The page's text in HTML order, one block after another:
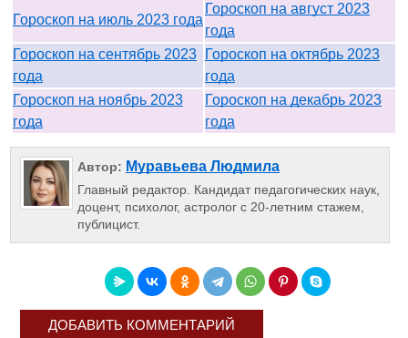
Гороскоп на июль 2023 года
Гороскоп на август 2023
года
Гороскоп на сентябрь 2023
года
Гороскоп на октябрь 2023
года
Гороскоп на ноябрь 2023
года
Гороскоп на декабрь 2023
года
Автор: Муравьева Людмила
Главный редактор. Кандидат педагогических наук,
доцент, психолог, астролог с 20-летним стажем,
публицист.
ДОБАВИТЬ КОММЕНТАРИЙ